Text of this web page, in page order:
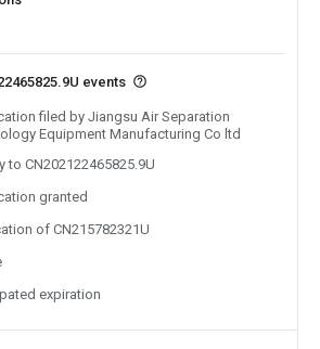
events
filed by Jiangsu Air Separation
Equipment Manufacturing Co ltd
to CN202122465825.9U
granted
of CN215782321U
expiration